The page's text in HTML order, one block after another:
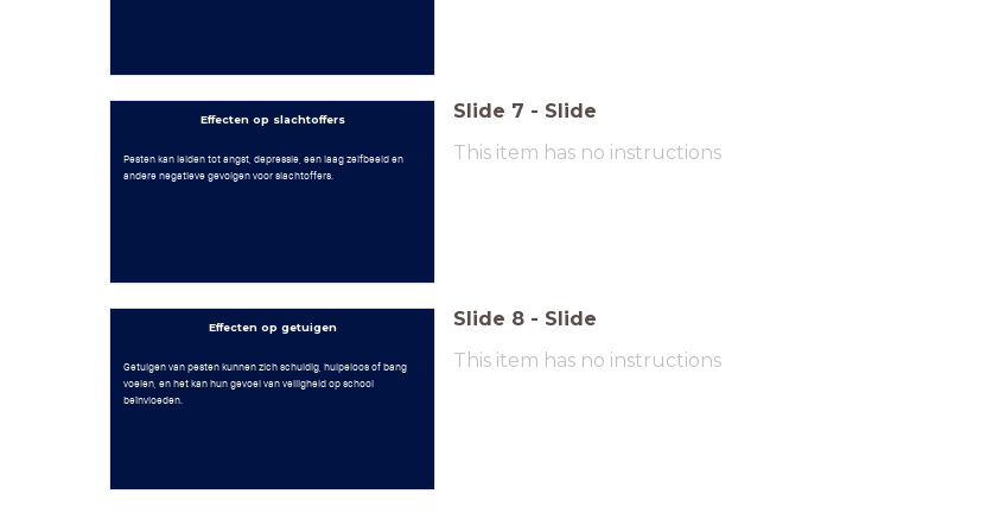
Effecten op slachtoffers
Pesten kan leiden tot angst, depressie, een laag zelfbeeld en
andere negatieve gevolgen voor slachtoffers.
Slide 7 - Slide
This item has no instructions
Effecten op getuigen
Getuigen van pesten kunnen zich schuldig, hulpeloos of bang
voelen, en het kan hun gevoel van veiligheid op school
beïnvloeden.
Slide 8 - Slide
This item has no instructions